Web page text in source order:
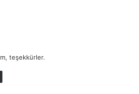
teşekkürler.